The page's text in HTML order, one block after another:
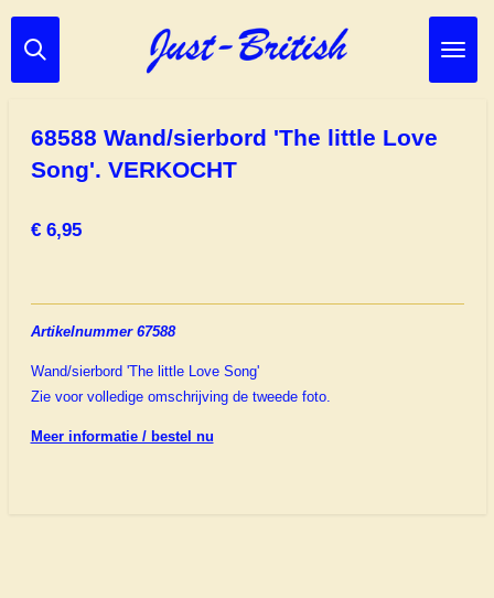
Ga
direct
68588 Wand/sierbord 'The little Love
Song'. VERKOCHT
€ 6,95
Artikelnummer 67588
Wand/sierbord 'The little Love Song'
Zie voor volledige omschrijving de tweede foto.
Meer informatie / bestel nu